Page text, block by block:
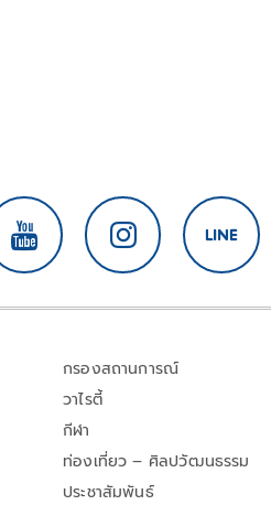
กรองสถานการณ์
วาไรตี้
กีฬา
ท่องเที่ยว – ศิลปวัฒนธรรม
ประชาสัมพันธ์